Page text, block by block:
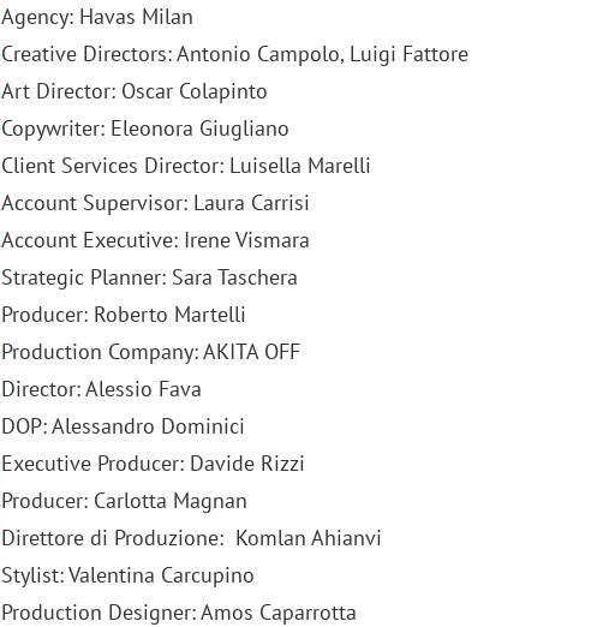
Agency: Havas Milan
Creative Directors: Antonio Campolo, Luigi Fattore
Art Director: Oscar Colapinto
Copywriter: Eleonora Giugliano
Client Services Director: Luisella Marelli
Account Supervisor: Laura Carrisi
Account Executive: Irene Vismara
Strategic Planner: Sara Taschera
Producer: Roberto Martelli
Production Company: AKITA OFF
Director: Alessio Fava
DOP: Alessandro Dominici
Executive Producer: Davide Rizzi
Producer: Carlotta Magnan
Direttore di Produzione: Komlan Ahianvi
Stylist: Valentina Carcupino
Production Designer: Amos Caparrotta